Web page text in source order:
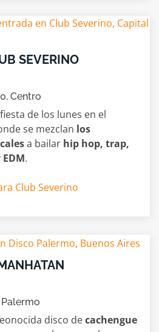
SEVERINO
Centro
de los lunes en el
se mezclan los
a bailar hip hop, trap,
.
Club Severino
disco decachengue